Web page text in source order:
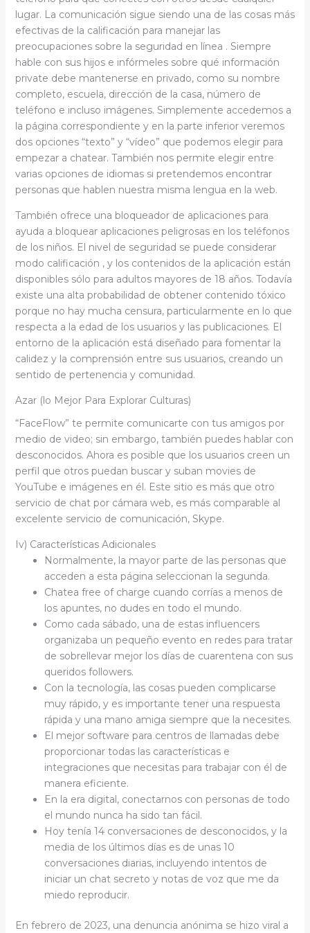
lugar. La comunicación sigue siendo una de las cosas más
efectivas de la calificación para manejar las
preocupaciones sobre la seguridad en línea . Siempre
hable con sus hijos e infórmeles sobre qué información
private debe mantenerse en privado, como su nombre
completo, escuela, dirección de la casa, número de
teléfono e incluso imágenes. Simplemente accedemos a
la página correspondiente y en la parte inferior veremos
dos opciones “texto” y “vídeo” que podemos elegir para
empezar a chatear. También nos permite elegir entre
varias opciones de idiomas si pretendemos encontrar
personas que hablen nuestra misma lengua en la web.
También ofrece una bloqueador de aplicaciones para
ayuda a bloquear aplicaciones peligrosas en los teléfonos
de los niños. El nivel de seguridad se puede considerar
modo calificación , y los contenidos de la aplicación están
disponibles sólo para adultos mayores de 18 años. Todavía
existe una alta probabilidad de obtener contenido tóxico
porque no hay mucha censura, particularmente en lo que
respecta a la edad de los usuarios y las publicaciones. El
entorno de la aplicación está diseñado para fomentar la
calidez y la comprensión entre sus usuarios, creando un
sentido de pertenencia y comunidad.
Azar (lo Mejor Para Explorar Culturas)
“FaceFlow” te permite comunicarte con tus amigos por
medio de video; sin embargo, también puedes hablar con
desconocidos. Ahora es posible que los usuarios creen un
perfil que otros puedan buscar y suban movies de
YouTube e imágenes en él. Este sitio es más que otro
servicio de chat por cámara web, es más comparable al
excelente servicio de comunicación, Skype.
Iv) Características Adicionales
Normalmente, la mayor parte de las personas que
acceden a esta página seleccionan la segunda.
Chatea free of charge cuando corrías a menos de
los apuntes, no dudes en todo el mundo.
Como cada sábado, una de estas influencers
organizaba un pequeño evento en redes para tratar
de sobrellevar mejor los días de cuarentena con sus
queridos followers.
Con la tecnología, las cosas pueden complicarse
muy rápido, y es importante tener una respuesta
rápida y una mano amiga siempre que la necesites.
El mejor software para centros de llamadas debe
proporcionar todas las características e
integraciones que necesitas para trabajar con él de
manera eficiente.
En la era digital, conectarnos con personas de todo
el mundo nunca ha sido tan fácil.
Hoy tenía 14 conversaciones de desconocidos, y la
media de los últimos días es de unas 10
conversaciones diarias, incluyendo intentos de
iniciar un chat secreto y notas de voz que me da
miedo reproducir.
En febrero de 2023, una denuncia anónima se hizo viral a